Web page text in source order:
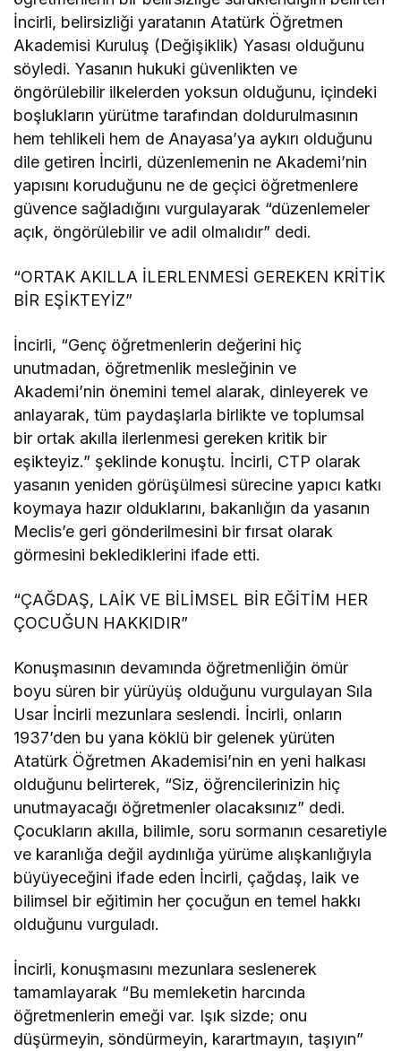
İncirli, belirsizliği yaratanın Atatürk Öğretmen
Akademisi Kuruluş (Değişiklik) Yasası olduğunu
söyledi. Yasanın hukuki güvenlikten ve
öngörülebilir ilkelerden yoksun olduğunu, içindeki
boşlukların yürütme tarafından doldurulmasının
hem tehlikeli hem de Anayasa’ya aykırı olduğunu
dile getiren İncirli, düzenlemenin ne Akademi’nin
yapısını koruduğunu ne de geçici öğretmenlere
güvence sağladığını vurgulayarak “düzenlemeler
açık, öngörülebilir ve adil olmalıdır” dedi.
“ORTAK AKILLA İLERLENMESİ GEREKEN KRİTİK
BİR EŞİKTEYİZ”
İncirli, “Genç öğretmenlerin değerini hiç
unutmadan, öğretmenlik mesleğinin ve
Akademi’nin önemini temel alarak, dinleyerek ve
anlayarak, tüm paydaşlarla birlikte ve toplumsal
bir ortak akılla ilerlenmesi gereken kritik bir
eşikteyiz.” şeklinde konuştu. İncirli, CTP olarak
yasanın yeniden görüşülmesi sürecine yapıcı katkı
koymaya hazır olduklarını, bakanlığın da yasanın
Meclis’e geri gönderilmesini bir fırsat olarak
görmesini beklediklerini ifade etti.
“ÇAĞDAŞ, LAİK VE BİLİMSEL BİR EĞİTİM HER
ÇOCUĞUN HAKKIDIR”
Konuşmasının devamında öğretmenliğin ömür
boyu süren bir yürüyüş olduğunu vurgulayan Sıla
Usar İncirli mezunlara seslendi. İncirli, onların
1937’den bu yana köklü bir gelenek yürüten
Atatürk Öğretmen Akademisi’nin en yeni halkası
olduğunu belirterek, “Siz, öğrencilerinizin hiç
unutmayacağı öğretmenler olacaksınız” dedi.
Çocukların akılla, bilimle, soru sormanın cesaretiyle
ve karanlığa değil aydınlığa yürüme alışkanlığıyla
büyüyeceğini ifade eden İncirli, çağdaş, laik ve
bilimsel bir eğitimin her çocuğun en temel hakkı
olduğunu vurguladı.
İncirli, konuşmasını mezunlara seslenerek
tamamlayarak “Bu memleketin harcında
öğretmenlerin emeği var. Işık sizde; onu
düşürmeyin, söndürmeyin, karartmayın, taşıyın”